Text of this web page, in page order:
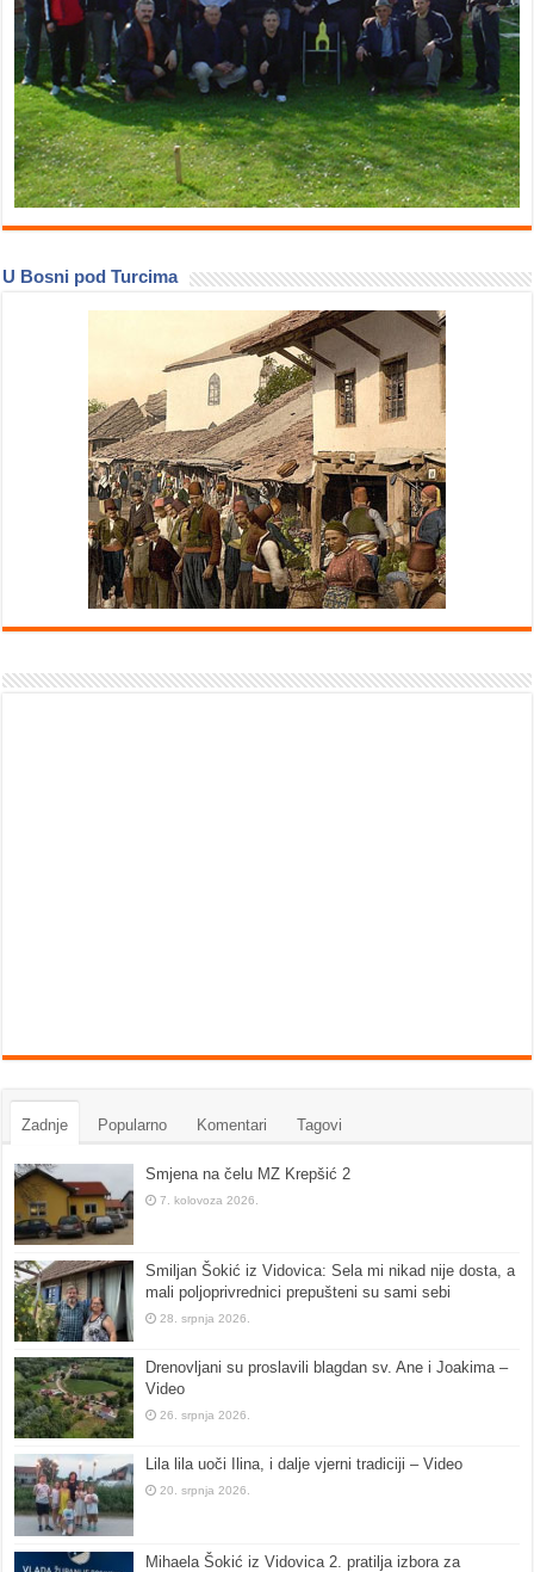
U Bosni pod Turcima
Zadnje Popularno Komentari Tagovi
Smjena na čelu MZ Krepšić 2
7. kolovoza 2026.
Smiljan Šokić iz Vidovica: Sela mi nikad nije dosta, a
mali poljoprivrednici prepušteni su sami sebi
28. srpnja 2026.
Drenovljani su proslavili blagdan sv. Ane i Joakima –
Video
26. srpnja 2026.
Lila lila uoči Ilina, i dalje vjerni tradiciji – Video
20. srpnja 2026.
Mihaela Šokić iz Vidovica 2. pratilja izbora za